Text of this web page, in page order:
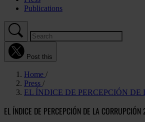
Publications
Post this
Home
Press
EL ÍNDICE DE PERCEPCIÓN
EL ÍNDICE DE PERCEPCIÓN DE LA